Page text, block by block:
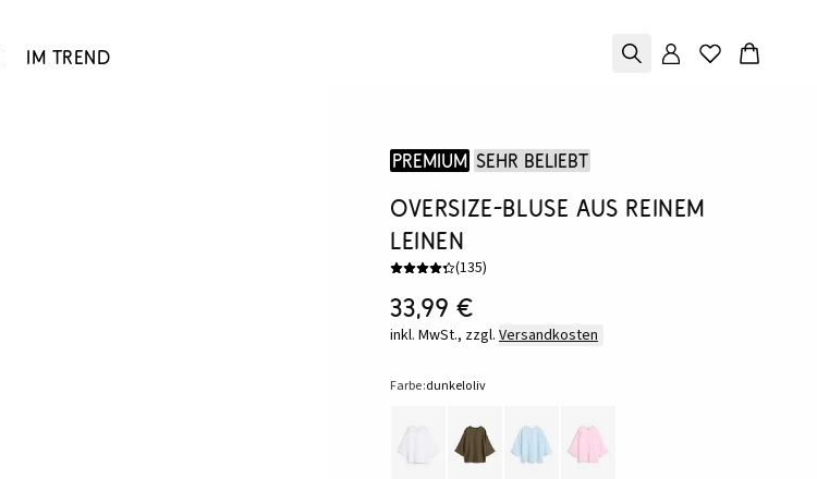
Im Trend
Premium Sehr beliebt
Oversize-Bluse aus reinem
Leinen
(135)
33,99 €
inkl. MwSt., zzgl. Versandkosten
Farbe:dunkeloliv